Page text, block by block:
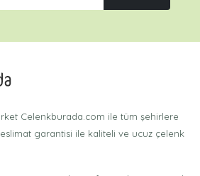
Celenkburada.com ile tüm şehirlere
garantisi ile kaliteli ve ucuz çelenk